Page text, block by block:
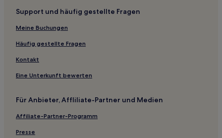
Sakae Hotels
Hotels nahe Bahnhof Matsudo
Hotels nahe Bahnhof Narita Airport Terminal 1
Hotels nahe Baseball-Museum Yoshizawa
Hotels nahe Bahnhof Narashino Kaihin-Makuhari
Hotels nahe Bahnhof Narita
Anesaki Hotels
Ryokans in Kamogawa
Support und häufig gestellte Fragen
Meine Buchungen
Häufig gestellte Fragen
Kontakt
Eine Unterkunft bewerten
Für Anbieter, Affliliate-Partner und Medien
Affiliate-Partner-Programm
Presse